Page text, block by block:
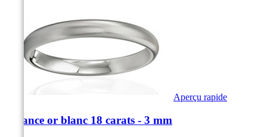
Aperçu rapide
Alliance or blanc 18 carats - 3 mm